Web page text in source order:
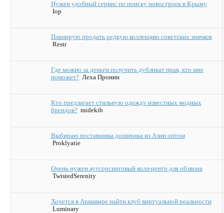
Нужен удобный сервис по поиску новостроек в Крыму
Iop
Планирую продать редкую коллекцию советских значков
Restr
Где можно за деньги получить дубликат прав, кто мне
поможет? Леха Пронин
Кто предлагает стильную одежду известных модных
брендов? midekib
Выбираю поставщика доширака из Азии оптом
Proklyatie
Очень нужен аутсорсинговый колл-центр для обзвона
TwistedSerenity
Хочется в Армавире найти клуб виртуальной реальности
Luminary